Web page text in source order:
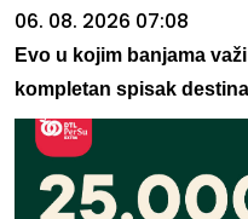
06. 08. 2026 07:08
Evo u kojim banjama
kompletan spisak